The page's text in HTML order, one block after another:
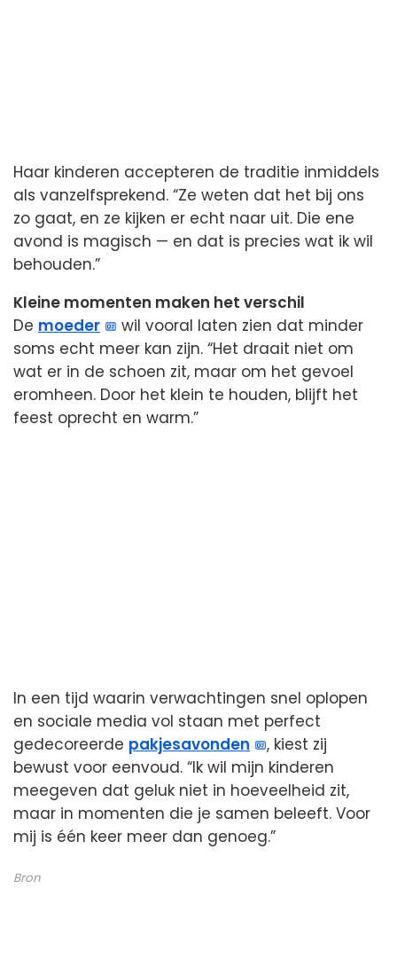
Haar kinderen accepteren de traditie inmiddels
als vanzelfsprekend. “Ze weten dat het bij ons
zo gaat, en ze kijken er echt naar uit. Die ene
avond is magisch — en dat is precies wat ik wil
behouden.”
Kleine momenten maken het verschil
De moeder
wil vooral laten zien dat minder
soms echt meer kan zijn. “Het draait niet om
wat er in de schoen zit, maar om het gevoel
eromheen. Door het klein te houden, blijft het
feest oprecht en warm.”
In een tijd waarin verwachtingen snel oplopen
en sociale media vol staan met perfect
gedecoreerde pakjesavonden
, kiest zij
bewust voor eenvoud. “Ik wil mijn kinderen
meegeven dat geluk niet in hoeveelheid zit,
maar in momenten die je samen beleeft. Voor
mij is één keer meer dan genoeg.”
Bron